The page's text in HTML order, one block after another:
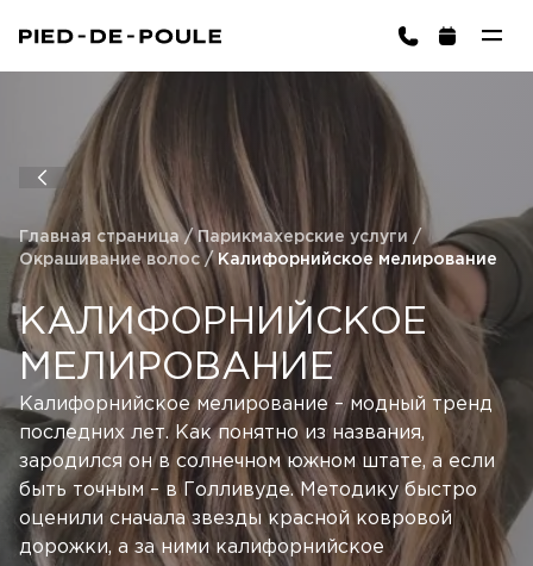
Главная страница / Парикмахерские услуги /
Окрашивание волос/ Калифорнийское мелирование
КАЛИФОРНИЙСКОЕ
МЕЛИРОВАНИЕ
Калифорнийское мелирование – модный тренд
последних лет. Как понятно из названия,
зародился он в солнечном южном штате, а если
быть точным – в Голливуде. Методику быстро
оценили сначала звезды красной ковровой
дорожки, а за ними калифорнийское
ЗАПИСАТЬСЯ
Корзина пуста ВЫБРАТЬ УСЛУГИ